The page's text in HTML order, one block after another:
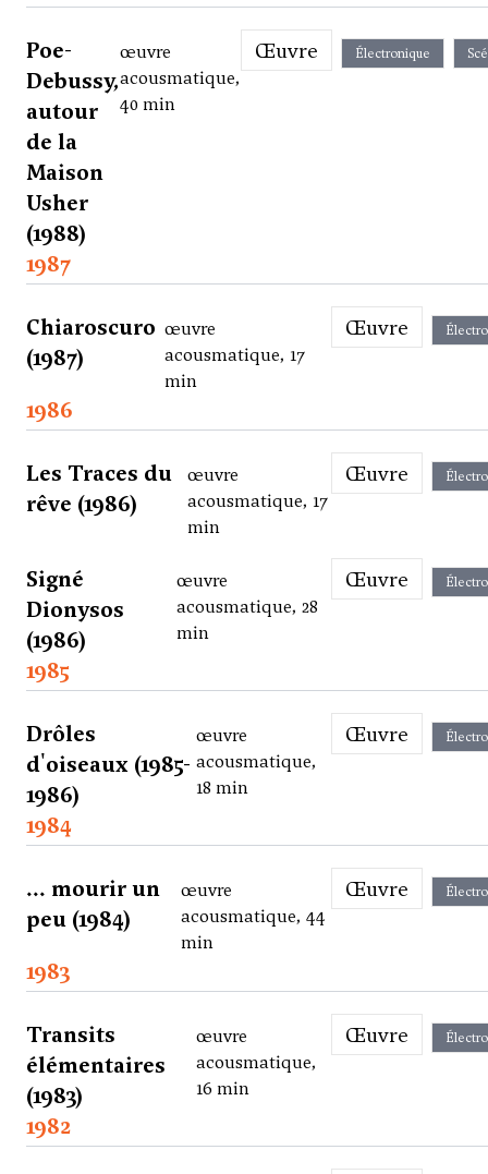
Poe-
Debussy,
autour
de la
Maison
Usher
(1988)
œuvre
acousmatique,
40 min
Œuvre Électronique
1987
Chiaroscuro
(1987)
œuvre
acousmatique, 17
min
Œuvre
1986
Les Traces du
rêve (1986)
œuvre
acousmatique, 17
min
Œuvre
Signé
Dionysos
(1986)
œuvre
acousmatique, 28
min
Œuvre
1985
Drôles
d'oiseaux (1985-
1986)
œuvre
acousmatique,
18 min
Œuvre
1984
... mourir un
peu (1984)
œuvre
acousmatique, 44
min
Œuvre
1983
Transits
élémentaires
(1983)
œuvre
acousmatique,
16 min
Œuvre
1982